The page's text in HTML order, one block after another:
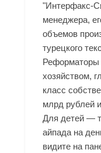
"Интерфакс-
менеджера,
объемов
турецкого
Реформаторы
хозяйством,
класс
млрд рублей
Для детей —
айпада на
видите на